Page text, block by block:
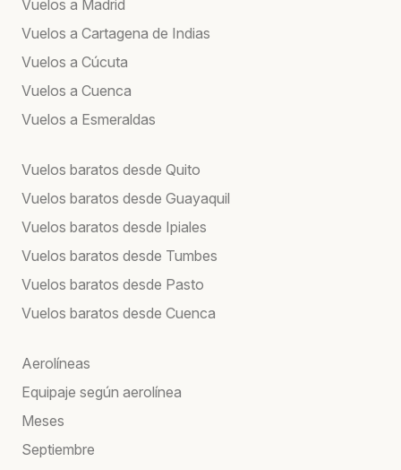
Vuelos a Madrid
Vuelos a Cartagena de Indias
Vuelos a Cúcuta
Vuelos a Cuenca
Vuelos a Esmeraldas
Vuelos baratos desde Quito
Vuelos baratos desde Guayaquil
Vuelos baratos desde Ipiales
Vuelos baratos desde Tumbes
Vuelos baratos desde Pasto
Vuelos baratos desde Cuenca
Aerolíneas
Equipaje según aerolínea
Meses
Septiembre